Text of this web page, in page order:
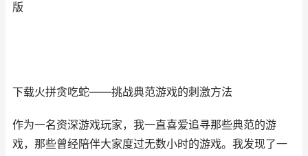
版
下载火拼贪吃蛇——挑战典范游戏的刺激方法
作为一名资深游戏玩家，我一直喜爱追寻那些典范的游
戏，那些曾经陪伴大家度过无数小时的游戏。我发现了一